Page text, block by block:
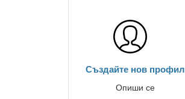
Създайте нов профил
Опиши се